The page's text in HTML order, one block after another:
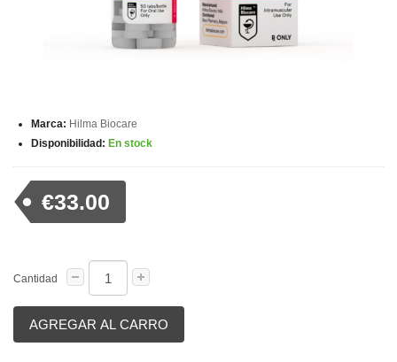
Marca: Hilma Biocare
Disponibilidad: En stock
€33.00
Cantidad
AGREGAR AL CARRO